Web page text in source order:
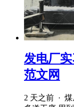
发电厂实
范文网
2 天之前 · 煤